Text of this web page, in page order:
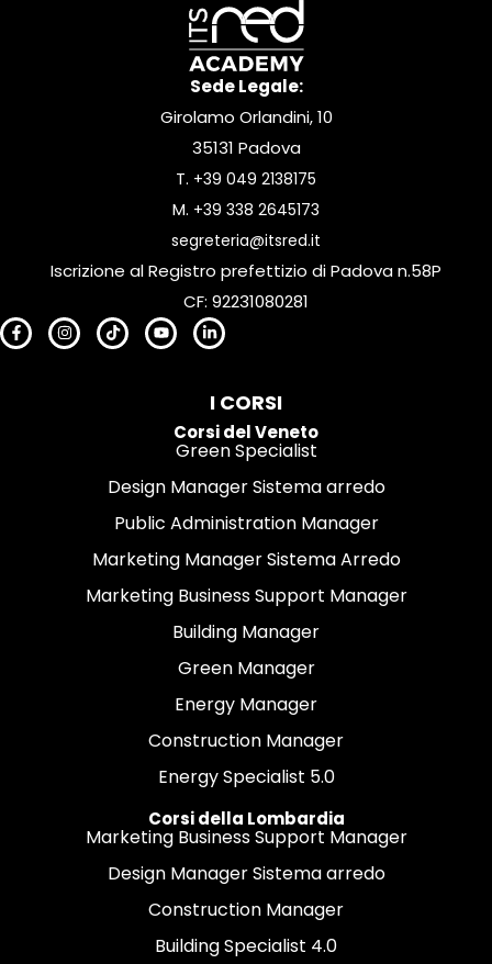
Sede Legale:
Girolamo Orlandini, 10
35131 Padova
T. +39 049 2138175
M. +39 338 2645173
segreteria@itsred.it
Iscrizione al Registro prefettizio di Padova n.58P
CF: 92231080281
I CORSI
Corsi del Veneto
Green Specialist
Design Manager Sistema arredo
Public Administration Manager
Marketing Manager Sistema Arredo
Marketing Business Support Manager
Building Manager
Green Manager
Energy Manager
Construction Manager
Energy Specialist 5.0
Corsi della Lombardia
Marketing Business Support Manager
Design Manager Sistema arredo
Construction Manager
Building Specialist 4.0